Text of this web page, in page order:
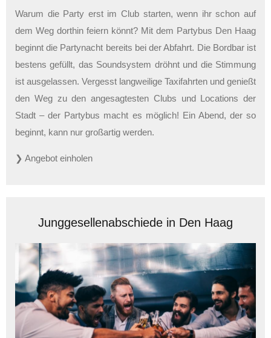
Warum die Party erst im Club starten, wenn ihr schon auf
dem Weg dorthin feiern könnt? Mit dem Partybus Den Haag
beginnt die Partynacht bereits bei der Abfahrt. Die Bordbar ist
bestens gefüllt, das Soundsystem dröhnt und die Stimmung
ist ausgelassen. Vergesst langweilige Taxifahrten und genießt
den Weg zu den angesagtesten Clubs und Locations der
Stadt – der Partybus macht es möglich! Ein Abend, der so
beginnt, kann nur großartig werden.
❯ Angebot einholen
Junggesellenabschiede in Den Haag